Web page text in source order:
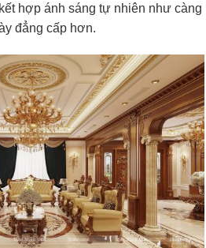
hợp ánh sáng tự nhiên như càng
đẳng cấp hơn.